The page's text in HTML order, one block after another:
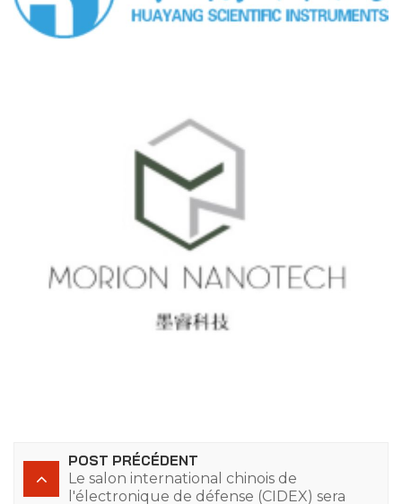
POST PRÉCÉDENT
Le salon international chinois de
l'électronique de défense (CIDEX) sera